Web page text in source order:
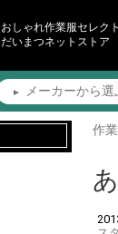
おしゃれ作業服セレク
だいまつネットストア
メーカーから選
作